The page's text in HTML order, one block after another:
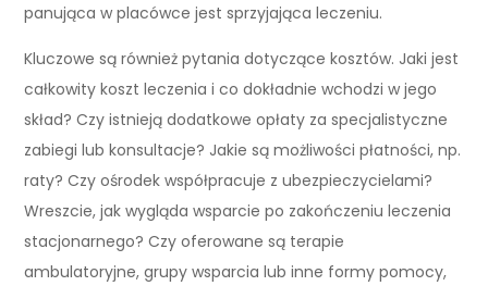
panująca w placówce jest sprzyjająca leczeniu.
Kluczowe są również pytania dotyczące kosztów. Jaki jest
całkowity koszt leczenia i co dokładnie wchodzi w jego
skład? Czy istnieją dodatkowe opłaty za specjalistyczne
zabiegi lub konsultacje? Jakie są możliwości płatności, np.
raty? Czy ośrodek współpracuje z ubezpieczycielami?
Wreszcie, jak wygląda wsparcie po zakończeniu leczenia
stacjonarnego? Czy oferowane są terapie
ambulatoryjne, grupy wsparcia lub inne formy pomocy,